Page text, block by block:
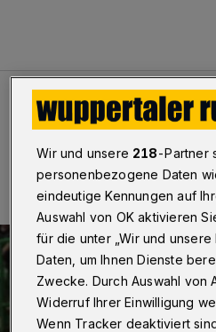
Lokales Bilder:
Bilderstrecke
BHC schlägt Dormagen
Wir und unsere 218-Partner
personenbezogene Daten
eindeutige Kennungen auf
Auswahl von OK aktivieren
für die unter „Wir und
Daten, um Ihnen Dienste
Zwecke. Durch Auswahl von
Widerruf Ihrer Einwilligung
Wenn Tracker deaktiviert